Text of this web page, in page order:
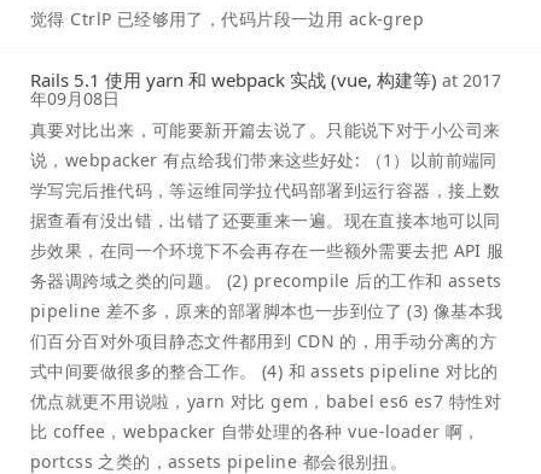
觉得 CtrlP 已经够用了，代码片段一边用 ack-grep
Rails 5.1 使用 yarn 和 webpack 实战 (vue, 构建等) at 2017
年09月08日
真要对比出来，可能要新开篇去说了。只能说下对于小公司来
说，webpacker 有点给我们带来这些好处: （1）以前前端同
学写完后推代码，等运维同学拉代码部署到运行容器，接上数
据查看有没出错，出错了还要重来一遍。现在直接本地可以同
步效果，在同一个环境下不会再存在一些额外需要去把 API 服
务器调跨域之类的问题。 (2) precompile 后的工作和 assets
pipeline 差不多，原来的部署脚本也一步到位了 (3) 像基本我
们百分百对外项目静态文件都用到 CDN 的，用手动分离的方
式中间要做很多的整合工作。 (4) 和 assets pipeline 对比的
优点就更不用说啦，yarn 对比 gem，babel es6 es7 特性对
比 coffee，webpacker 自带处理的各种 vue-loader 啊，
portcss 之类的，assets pipeline 都会很别扭。